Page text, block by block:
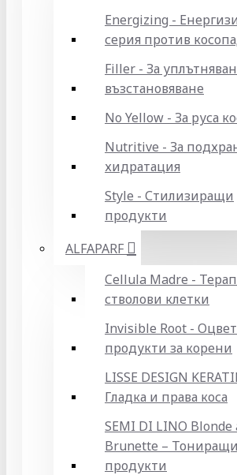
Energizing -
серия против
Filler - За
възстановяване
No Yellow - За руса
Nutritive - За
хидратация
Style - Стилизиращи
продукти
ALFAPARF
Cellula Madre -
стволови клетки
Invisible Root -
продукти за корени
LISSE DESIGN
Гладка и права коса
SEMI DI LINO Blonde
Brunette – Тониращи
продукти